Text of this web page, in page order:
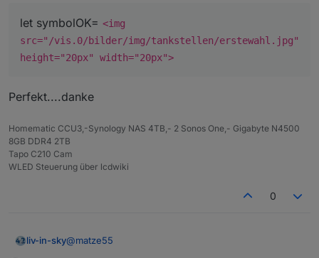
let symbolOK= <img
src="/vis.0/bilder/img/tankstellen/erstewahl.jpg"
height="20px" width="20px">
Perfekt....danke
Homematic CCU3,-Synology NAS 4TB,- 2 Sonos One,- Gigabyte N4500
8GB DDR4 2TB
Tapo C210 Cam
WLED Steuerung über lcdwiki
0
liv-in-sky@matze55